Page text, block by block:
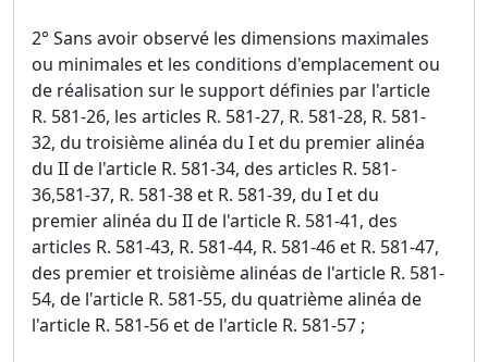
2° Sans avoir observé les dimensions maximales
ou minimales et les conditions d'emplacement ou
de réalisation sur le support définies par l'article
R. 581-26, les articles R. 581-27, R. 581-28, R. 581-
32, du troisième alinéa du I et du premier alinéa
du II de l'article R. 581-34, des articles R. 581-
36,581-37, R. 581-38 et R. 581-39, du I et du
premier alinéa du II de l'article R. 581-41, des
articles R. 581-43, R. 581-44, R. 581-46 et R. 581-47,
des premier et troisième alinéas de l'article R. 581-
54, de l'article R. 581-55, du quatrième alinéa de
l'article R. 581-56 et de l'article R. 581-57 ;